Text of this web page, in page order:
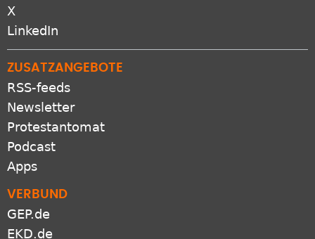
X
LinkedIn
ZUSATZANGEBOTE
RSS-feeds
Newsletter
Protestantomat
Podcast
Apps
VERBUND
GEP.de
EKD.de